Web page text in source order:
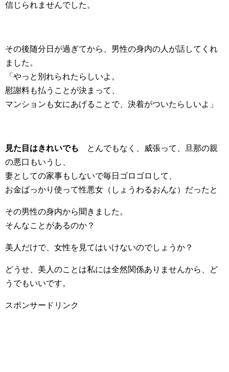
信じられませんでした。
その後随分日が過ぎてから、男性の身内の人が話してくれ
ました。
「やっと別れられたらしいよ。
慰謝料も払うことが決まって、
マンションも女にあげることで、決着がついたらしいよ」
見た目はきれいでも
とんでもなく、威張って、旦那の親
の悪口もいうし、
妻としての家事もしないで毎日ゴロゴロして、
お金ばっかり使って性悪女（しょうわるおんな）だったと
その男性の身内から聞きました。
そんなことがあるのか？
美人だけで、女性を見てはいけないのでしょうか？
どうせ、美人のことは私には全然関係ありませんから、ど
うでもいいです。
スポンサードリンク